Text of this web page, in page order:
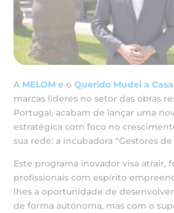
A MELOM e oQuerido Mudei a
marcas líderes no setor das obras
Portugal, acabam de lançar uma
estratégica com foco no
sua rede: a incubadora “Gestores
Este programa inovador visa atrair,
profissionais com espírito
lhes a oportunidade de
de forma autónoma, mas com o